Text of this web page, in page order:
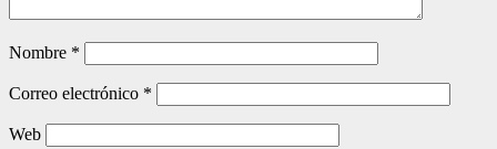
Nombre *
Correo electrónico *
Web